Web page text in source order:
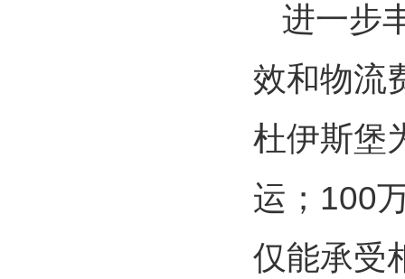
进一步
效和物流
杜伊斯堡
运；100
仅能承受